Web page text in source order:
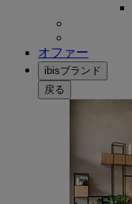
オファー
ibisブランド
戻る